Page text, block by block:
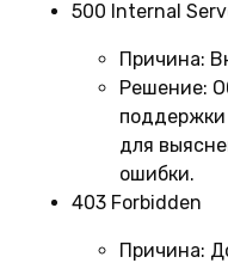
500 Internal
Причина:
Решение:
поддержки
для
ошибки.
403 Forbidden
Причина: